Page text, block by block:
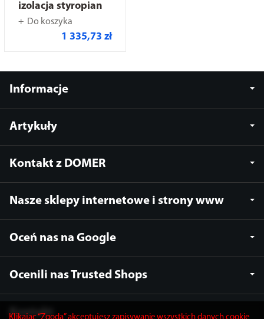
izolacja styropian
Do koszyka
1 335,73 zł
Informacje
Artykuły
Kontakt z DOMER
Nasze sklepy internetowe i strony www
Oceń nas na Google
Ocenili nas Trusted Shops
Kontakt